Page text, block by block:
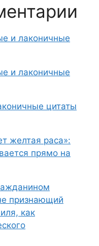
и лаконичные
и лаконичные
цитаты
желтая раса»:
прямо на
признающий
как